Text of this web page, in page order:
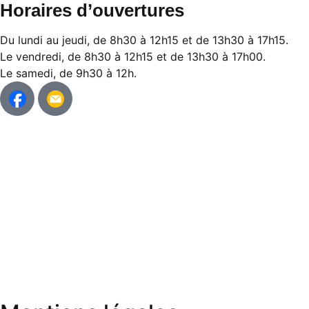
Horaires d’ouvertures
Du lundi au jeudi, de 8h30 à 12h15 et de 13h30 à 17h15.
Le vendredi, de 8h30 à 12h15 et de 13h30 à 17h00.
Le samedi, de 9h30 à 12h.